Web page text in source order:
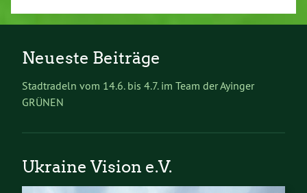
Neueste Beiträge
Stadtradeln vom 14.6. bis 4.7. im Team der Ayinger
GRÜNEN
Ukraine Vision e.V.